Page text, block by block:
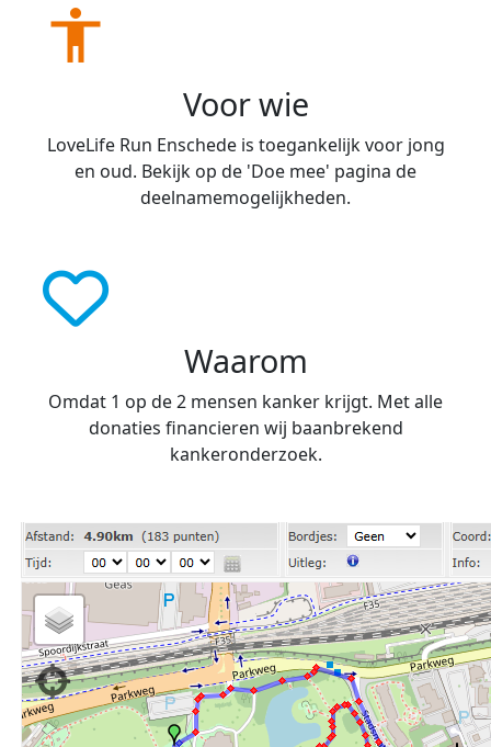
accessibility
Voor wie
LoveLife Run Enschede is toegankelijk voor jong
en oud. Bekijk op de 'Doe mee' pagina de
deelnamemogelijkheden.
Waarom
Omdat 1 op de 2 mensen kanker krijgt. Met alle
donaties financieren wij baanbrekend
kankeronderzoek.